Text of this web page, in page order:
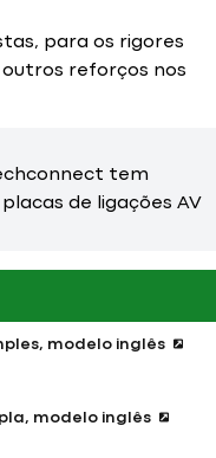
para os rigores
outros reforços nos
tem
de ligações AV
modelo inglês
modelo inglês